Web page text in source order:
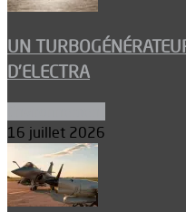
UN
D’ELECTRA
16 juillet 2026